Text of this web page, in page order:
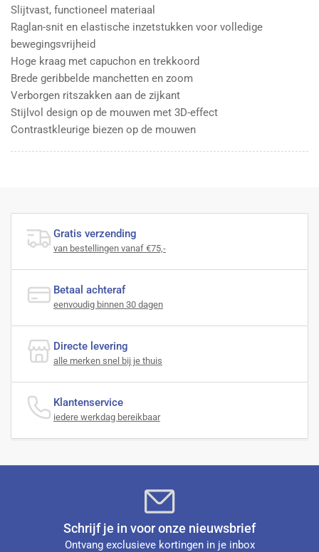
Slijtvast, functioneel materiaal
Raglan-snit en elastische inzetstukken voor volledige
bewegingsvrijheid
Hoge kraag met capuchon en trekkoord
Brede geribbelde manchetten en zoom
Verborgen ritszakken aan de zijkant
Stijlvol design op de mouwen met 3D-effect
Contrastkleurige biezen op de mouwen
Gratis verzending
van bestellingen vanaf €75,-
Betaal achteraf
eenvoudig binnen 30 dagen
Directe levering
alle merken snel bij je thuis
Klantenservice
iedere werkdag bereikbaar
Schrijf je in voor onze nieuwsbrief
Ontvang exclusieve kortingen in je inbox